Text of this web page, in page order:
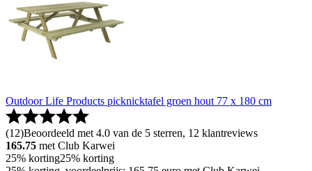
Outdoor Life Products picknicktafel groen hout 77 x 180 cm
(12)Beoordeeld met 4.0 van de 5 sterren, 12 klantreviews
165.75 met Club Karwei
25% korting25% korting